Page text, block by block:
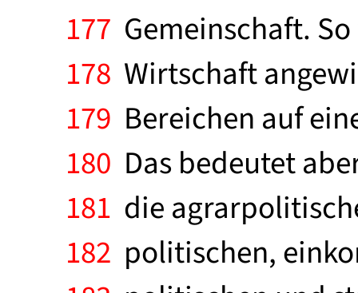
177 Gemeinschaft.
178 Wirtschaft
179 Bereichen auf
180 Das bedeutet
181 die
182 politischen,